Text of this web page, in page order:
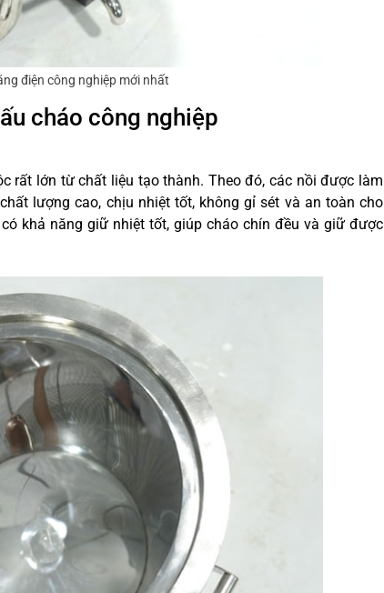
điện công nghiệp mới nhất
cháo công nghiệp
rất lớn từ chất liệu tạo thành. Theo đó, các nồi được làm
lượng cao, chịu nhiệt tốt, không gỉ sét và an toàn cho
khả năng giữ nhiệt tốt, giúp cháo chín đều và giữ được